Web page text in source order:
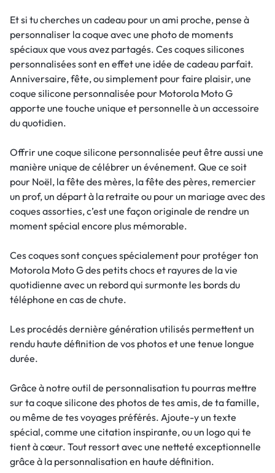
Et si tu cherches un cadeau pour un ami proche, pense à
personnaliser la coque avec une photo de moments
spéciaux que vous avez partagés. Ces coques silicones
personnalisées sont en effet une idée de cadeau parfait.
Anniversaire, fête, ou simplement pour faire plaisir, une
coque silicone personnalisée pour Motorola Moto G
apporte une touche unique et personnelle à un accessoire
du quotidien.
Offrir une coque silicone personnalisée peut être aussi une
manière unique de célébrer un événement. Que ce soit
pour Noël, la fête des mères, la fête des pères, remercier
un prof, un départ à la retraite ou pour un mariage avec des
coques assorties, c’est une façon originale de rendre un
moment spécial encore plus mémorable.
Ces coques sont conçues spécialement pour protéger ton
Motorola Moto G des petits chocs et rayures de la vie
quotidienne avec un rebord qui surmonte les bords du
téléphone en cas de chute.
Les procédés dernière génération utilisés permettent un
rendu haute définition de vos photos et une tenue longue
durée.
Grâce à notre outil de personnalisation tu pourras mettre
sur ta coque silicone des photos de tes amis, de ta famille,
ou même de tes voyages préférés. Ajoute-y un texte
spécial, comme une citation inspirante, ou un logo qui te
tient à cœur. Tout ressort avec une netteté exceptionnelle
grâce à la personnalisation en haute définition.